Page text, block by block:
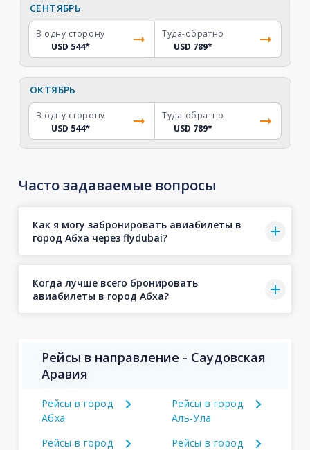
СЕНТЯБРЬ
В одну сторону
USD 544*
Туда-обратно
USD 789*
ОКТЯБРЬ
В одну сторону
USD 544*
Туда-обратно
USD 789*
Часто задаваемые вопросы
Как я могу забронировать авиабилеты в
город Абха через flydubai?
Когда лучше всего бронировать
авиабилеты в город Абха?
Рейсы в направление - Саудовская
Аравия
Рейсы в город
Абха
Рейсы в город
Аль-Ула
Рейсы в город
Рейсы в город